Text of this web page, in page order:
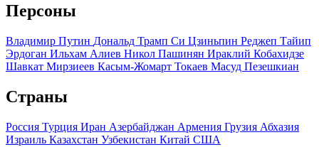
Персоны
Владимир Путин Дональд Трамп Си Цзиньпин Реджеп Тайип
Эрдоган Ильхам Алиев Никол Пашинян Ираклий Кобахидзе
Шавкат Мирзиеев Касым-Жомарт Токаев Масуд Пезешкиан
Страны
Россия Турция Иран Азербайджан Армения Грузия Абхазия
Израиль Казахстан Узбекистан Китай США